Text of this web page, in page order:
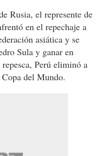
Rusia, el represente de
en el repechaje a
asiática y se
Sula y ganar en
Perú eliminó a
del Mundo.